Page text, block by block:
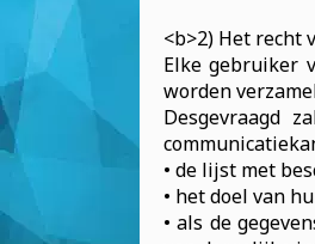
<b>2) Het recht
Elke gebruiker
worden
Desgevraagd
• de lijst met
• het doel van
• als de